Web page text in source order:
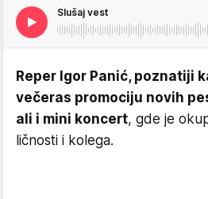
Slušaj vest
Reper Igor Panić, poznatiji
večeras promociju novih
ali i mini koncert, gde je
ličnosti i kolega.